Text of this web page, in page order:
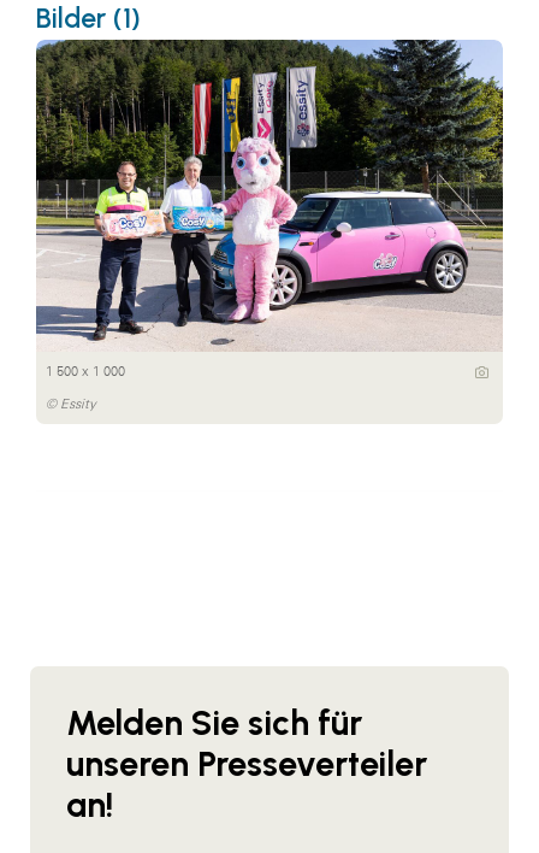
Bilder (1)
1 500 x 1 000
© Essity
Melden Sie sich für
unseren Presseverteiler
an!